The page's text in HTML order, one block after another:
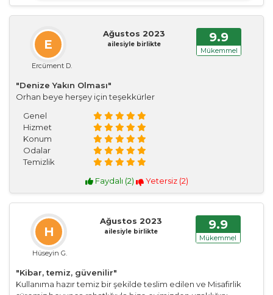
E
Ercüment D.
Ağustos 2023
ailesiyle birlikte 9.9
Mükemmel
"Denize Yakın Olması"
Orhan beye herşey için teşekkürler
Genel
Hizmet
Konum
Odalar
Temizlik
Faydalı (2) Yetersiz (2)
H
Hüseyin G.
Ağustos 2023
ailesiyle birlikte 9.9
Mükemmel
"Kibar, temiz, güvenilir"
Kullanıma hazır temiz bir şekilde teslim edilen ve Misafirlik